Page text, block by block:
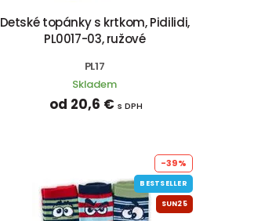
Detské topánky s krtkom, Pidilidi,
PL0017-03, ružové
PL17
Skladem
od 20,6 € s DPH
-39%
BESTSELLER
SUN25